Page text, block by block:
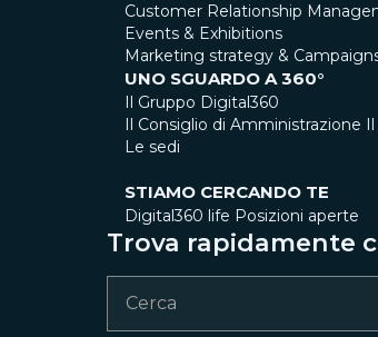
Customer Relationship
Events & Exhibitions
Marketing strategy &
UNO SGUARDO A 360°
Il Gruppo Digital360
Il Consiglio di Amministrazione
Le sedi
STIAMO CERCANDO TE
Digital360 life Posizioni aperte
Trova rapidamente